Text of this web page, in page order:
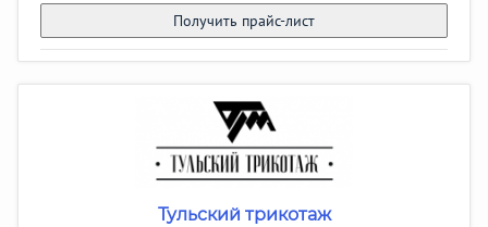
Получить прайс-лист
Тульский трикотаж